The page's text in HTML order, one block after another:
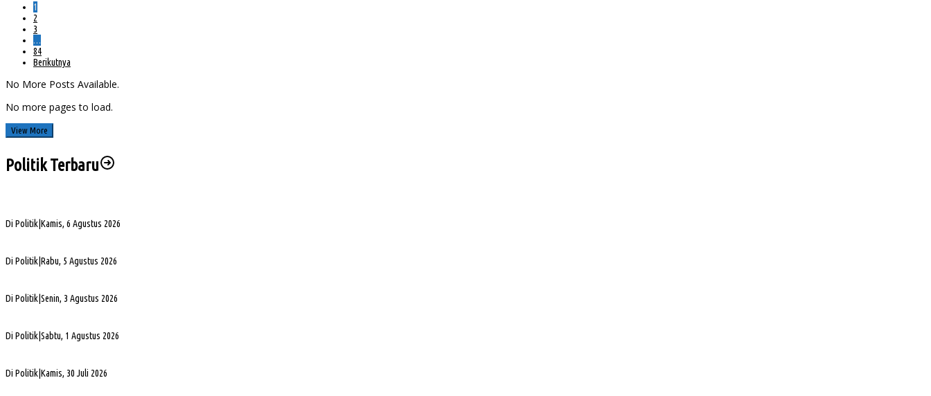
1
2
3
…
84
Berikutnya
No More Posts Available.
No more pages to load.
View More
Politik Terbaru
Di Politik Kamis, 6 Agustus 2026
Di Politik Rabu, 5 Agustus 2026
Di Politik Senin, 3 Agustus 2026
Di Politik Sabtu, 1 Agustus 2026
Di Politik Kamis, 30 Juli 2026